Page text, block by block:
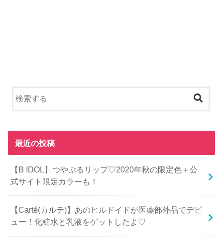
最近の投稿
【B IDOL】つやぷるリップ♡2020年秋の限定色＋公
式サイト限定カラーも！
【Carté(カルテ)】あのヒルドイドが医薬部外品でデビ
ュー！化粧水と乳液をゲットしたよ♡